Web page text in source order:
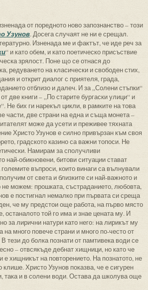
от поредното ново запознанство – този
Узунов. Досега случаят не ни е срещал.
Изненада ме и фактът, че иде реч за
“ и като обем, и като поетическо присъствие
зрялост. Поне що се отнася до
редуването на класически и свободен стих,
и открит диалог с приятеля, града,
отблизо и далеч. И за „Солени стъпки“
две книги – „По старите бургаски улици“ и
Не бих ги нарекъл цикли, в рамките на това
части, две страни на една и съща монета –
може да усети и преживее тяхната
Христо Узунов е силно привързан към своя
градското казино са важни топоси. Не
Намирам за сполучливи
най-обикновени, битови ситуации стават
въпроси, които винаги са вълнували
от света и близките си най-важното и
не можем: прошката, състраданието, любовта,
е постигнал немалко при първата си среща
че му предстои още работа, на първо място
останалото той го има и знае цената му. И
за лирични натури като него: на лирикът му
на много повече страни и много по-често от
тези до болка познати от памтивека води се
– отвсякъде дебнат хищници, но като че
хищникът на повторението. На познатото, не
клише. Христо Узунов показва, че е сигурен
така и в солени води. Остава да школува още